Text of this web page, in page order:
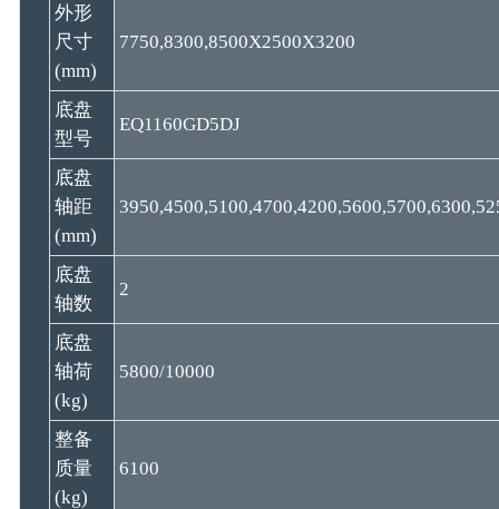
外形
尺寸
(mm)
7750,8300,8500X2500X3200
底盘
型号
EQ1160GD5DJ
底盘
轴距
(mm)
底盘
轴数
2
底盘
轴荷
(kg)
5800/10000
整备
质量
(kg)
6100